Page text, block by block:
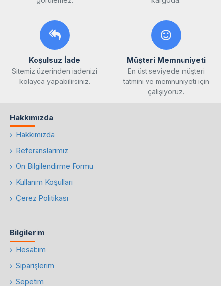
Koşulsuz İade
Sitemiz üzerinden iadenizi
kolayca yapabilirsiniz.
Müşteri Memnuniyeti
En üst seviyede müşteri
tatmini ve memnuniyeti için
çalışıyoruz.
Hakkımızda
Hakkımızda
Referanslarımız
Ön Bilgilendirme Formu
Kullanım Koşulları
Çerez Politikası
Bilgilerim
Hesabım
Siparişlerim
Sepetim